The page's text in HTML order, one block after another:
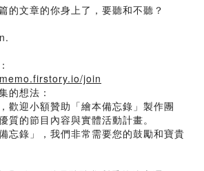
的文章的你身上了，要聽和不聽？
join
的想法：
歡迎小額贊助「繪本備忘錄」製作團
質的節目內容與實體活動計畫。
忘錄」，我們非常需要您的鼓勵和寶貴